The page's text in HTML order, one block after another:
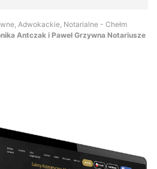
Adwokackie, Notarialne - Chełm
Antczak i Paweł Grzywna Notariusze